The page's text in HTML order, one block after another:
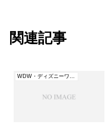
関連記事
WDW・ディズニーワールド（フロリダ）